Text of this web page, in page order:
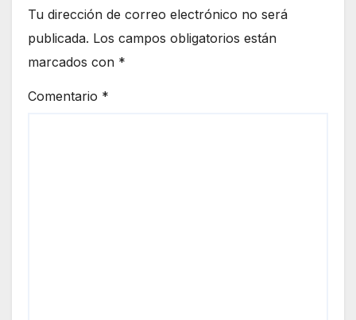
Tu dirección de correo electrónico no será
publicada. Los campos obligatorios están
marcados con *
Comentario *